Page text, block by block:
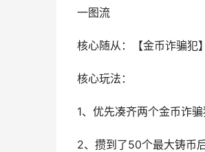
一图流
核心随从：【金币诈骗犯
核心玩法：
1、优先凑齐两个金币诈
2、攒到了50个最大铸币